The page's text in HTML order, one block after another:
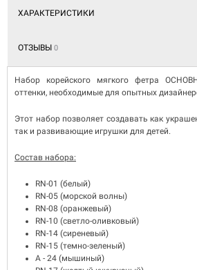
ХАРАКТЕРИСТИКИ
ОТЗЫВЫ 0
Набор корейского мягкого фетра
оттенки, необходимые для опытных
Этот набор позволяет создавать как
так и развивающие игрушки для детей.
Состав набора:
RN-01 (белый)
RN-05 (морской волны)
RN-08 (оранжевый)
RN-10 (светло-оливковый)
RN-14 (сиреневый)
RN-15 (темно-зеленый)
A - 24 (мышиный)